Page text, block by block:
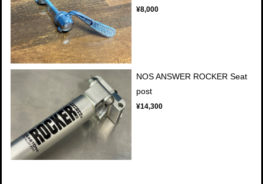
¥8,000
NOS ANSWER ROCKER Seat
post
¥14,300